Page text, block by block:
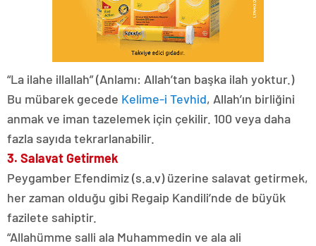
“La ilahe illallah” (Anlamı: Allah’tan başka ilah yoktur.)
Bu mübarek gecede Kelime-i Tevhid, Allah’ın birliğini
anmak ve iman tazelemek için çekilir. 100 veya daha
fazla sayıda tekrarlanabilir.
3. Salavat Getirmek
Peygamber Efendimiz (s.a.v) üzerine salavat getirmek,
her zaman olduğu gibi Regaip Kandili’nde de büyük
fazilete sahiptir.
“Allahümme salli ala Muhammedin ve ala ali